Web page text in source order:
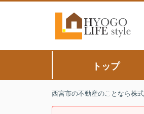
トップ
西宮市の不動産のことなら株